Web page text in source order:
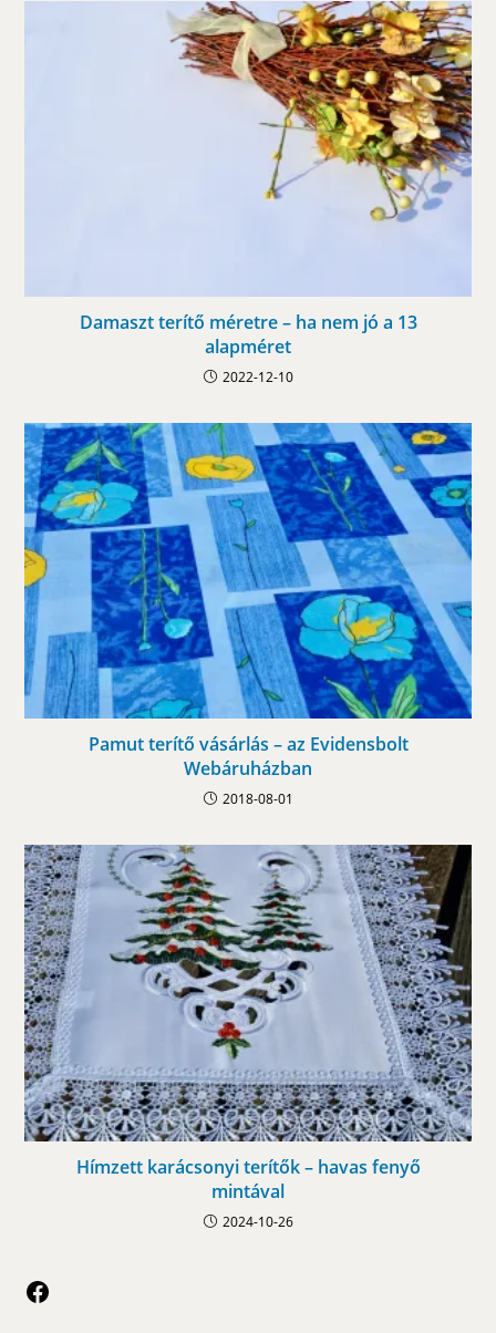
Damaszt terítő méretre – ha nem jó a 13
alapméret
2022-12-10
Pamut terítő vásárlás – az Evidensbolt
Webáruházban
2018-08-01
Hímzett karácsonyi terítők – havas fenyő
mintával
2024-10-26
Facebook